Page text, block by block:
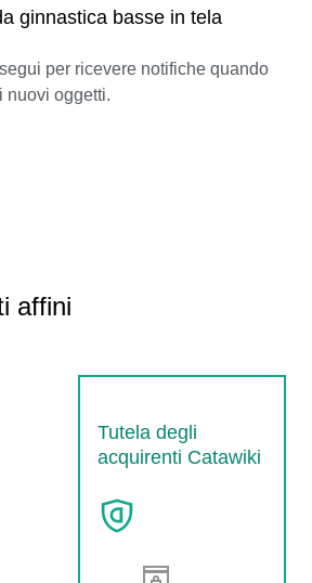
ginnastica basse in tela
per ricevere notifiche quando
nuovi oggetti.
affini
Tutela degli
acquirenti Catawiki